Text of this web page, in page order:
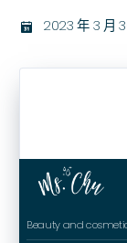
בּ 2023 年 3 月
Beauty and